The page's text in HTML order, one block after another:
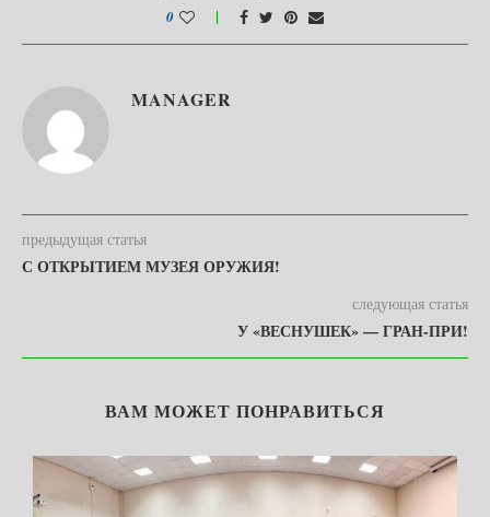
0
MANAGER
предыдущая статья
С ОТКРЫТИЕМ МУЗЕЯ ОРУЖИЯ!
следующая статья
У «ВЕСНУШЕК» — ГРАН-ПРИ!
ВАМ МОЖЕТ ПОНРАВИТЬСЯ